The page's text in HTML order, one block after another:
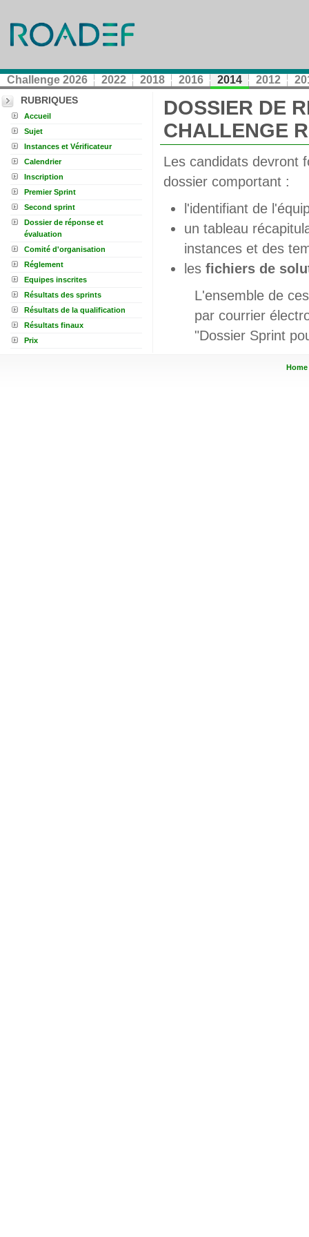
Challenge 2026 2022 2018 2016 2014 2012
RUBRIQUES
Accueil
Sujet
Instances et Vérificateur
Calendrier
Inscription
Premier Sprint
Second sprint
Dossier de réponse et
évaluation
Comité d'organisation
Réglement
Equipes inscrites
Résultats des sprints
Résultats de la qualification
Résultats finaux
Prix
DOSSIER DE
CHALLENGE
Les candidats devront
dossier comportant :
l'identifiant de
un tableau
instances et des
les fichiers de
L'ensemble de
par courrier
"Dossier Sprint
Home